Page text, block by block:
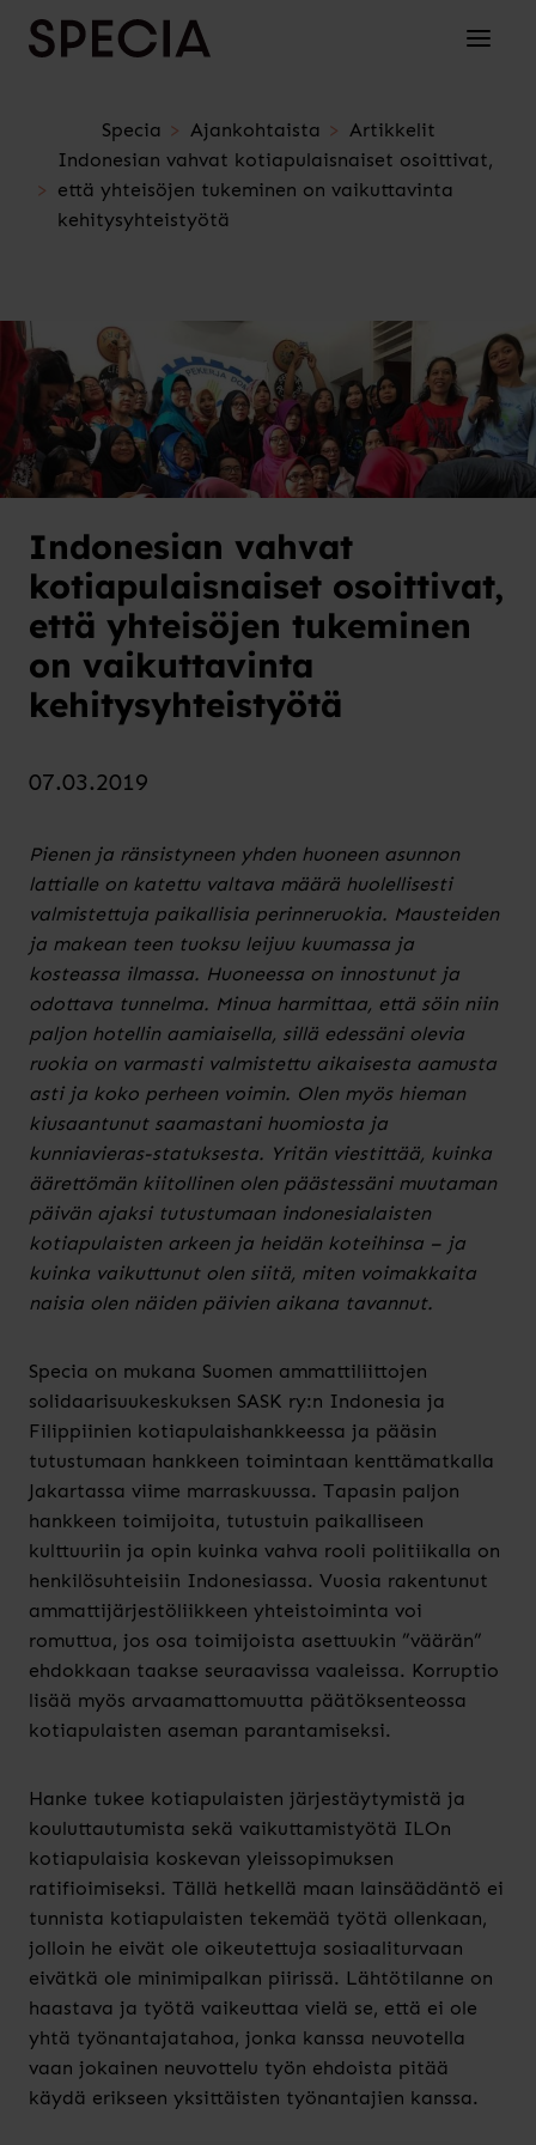
Siirry sisältöön Avaa/
Specia Ajankohtaista
Artikkelit
Indonesian vahvat kotiapulaisnaiset osoittivat,
että yhteisöjen tukeminen on vaikuttavinta
kehitysyhteistyötä
Indonesian vahvat
kotiapulaisnaiset osoittivat,
että yhteisöjen tukeminen
on vaikuttavinta
kehitysyhteistyötä
07.03.2019
Pienen ja ränsistyneen yhden huoneen asunnon
lattialle on katettu valtava määrä huolellisesti
valmistettuja paikallisia perinneruokia. Mausteiden
ja makean teen tuoksu leijuu kuumassa ja
kosteassa ilmassa. Huoneessa on innostunut ja
odottava tunnelma. Minua harmittaa, että söin niin
paljon hotellin aamiaisella, sillä edessäni olevia
ruokia on varmasti valmistettu aikaisesta aamusta
asti ja koko perheen voimin. Olen myös hieman
kiusaantunut saamastani huomiosta ja
kunniavieras-statuksesta. Yritän viestittää, kuinka
äärettömän kiitollinen olen päästessäni muutaman
päivän ajaksi tutustumaan indonesialaisten
kotiapulaisten arkeen ja heidän koteihinsa – ja
kuinka vaikuttunut olen siitä, miten voimakkaita
naisia olen näiden päivien aikana tavannut.
Specia on mukana Suomen ammattiliittojen
solidaarisuukeskuksen SASK ry:n Indonesia ja
Filippiinien kotiapulaishankkeessa ja pääsin
tutustumaan hankkeen toimintaan kenttämatkalla
Jakartassa viime marraskuussa. Tapasin paljon
hankkeen toimijoita, tutustuin paikalliseen
kulttuuriin ja opin kuinka vahva rooli politiikalla on
henkilösuhteisiin Indonesiassa. Vuosia rakentunut
ammattijärjestöliikkeen yhteistoiminta voi
romuttua, jos osa toimijoista asettuukin ”väärän”
ehdokkaan taakse seuraavissa vaaleissa. Korruptio
lisää myös arvaamattomuutta päätöksenteossa
kotiapulaisten aseman parantamiseksi.
Hanke tukee kotiapulaisten järjestäytymistä ja
kouluttautumista sekä vaikuttamistyötä ILOn
kotiapulaisia koskevan yleissopimuksen
ratifioimiseksi. Tällä hetkellä maan lainsäädäntö ei
tunnista kotiapulaisten tekemää työtä ollenkaan,
jolloin he eivät ole oikeutettuja sosiaaliturvaan
eivätkä ole minimipalkan piirissä. Lähtötilanne on
haastava ja työtä vaikeuttaa vielä se, että ei ole
yhtä työnantajatahoa, jonka kanssa neuvotella
vaan jokainen neuvottelu työn ehdoista pitää
käydä erikseen yksittäisten työnantajien kanssa.